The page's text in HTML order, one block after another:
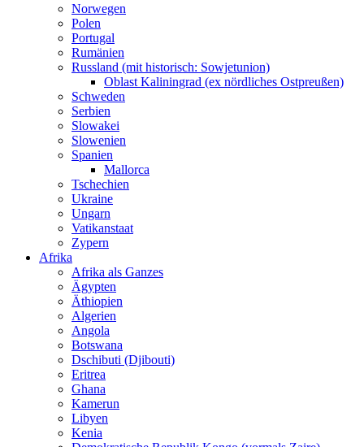
Norwegen
Polen
Portugal
Rumänien
Russland (mit historisch: Sowjetunion)
Oblast Kaliningrad (ex nördliches Ostpreußen)
Schweden
Serbien
Slowakei
Slowenien
Spanien
Mallorca
Tschechien
Ukraine
Ungarn
Vatikanstaat
Zypern
Afrika
Afrika als Ganzes
Ägypten
Äthiopien
Algerien
Angola
Botswana
Dschibuti (Djibouti)
Eritrea
Ghana
Kamerun
Libyen
Kenia